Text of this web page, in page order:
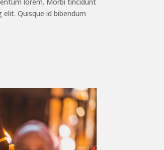
Quisque id bibendum